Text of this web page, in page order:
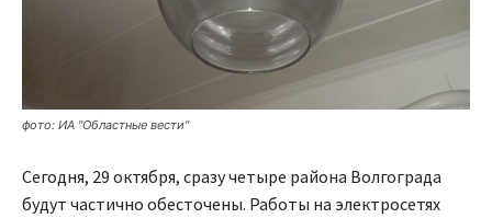
фото: ИА "Областные вести"
Сегодня, 29 октября, сразу четыре района Волгограда
будут частично обесточены. Работы на электросетях